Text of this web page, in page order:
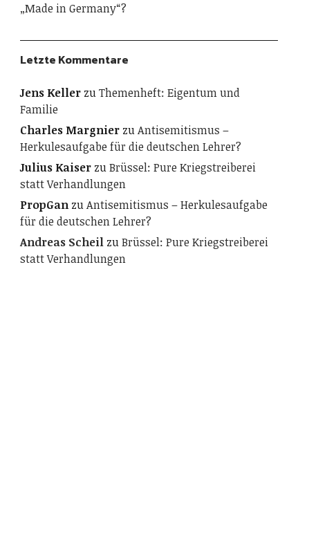
„Made in Germany“?
Letzte Kommentare
Jens KellerzuThemenheft: Eigentum und
Familie
Charles MargnierzuAntisemitismus –
Herkulesaufgabe für die deutschen Lehrer?
Julius KaiserzuBrüssel: Pure Kriegstreiberei
statt Verhandlungen
PropGanzuAntisemitismus – Herkulesaufgabe
für die deutschen Lehrer?
Andreas ScheilzuBrüssel: Pure Kriegstreiberei
statt Verhandlungen